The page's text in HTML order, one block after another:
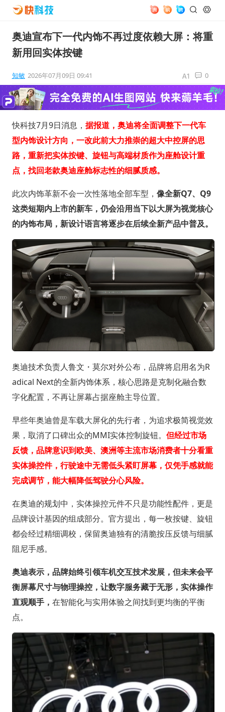
奥迪宣布下一代内饰不再过度依赖大屏：将重
新用回实体按键
知敏 2026年07月09日 09:41 0
快科技7月9日消息， 据报道，奥迪将全面调整下一代车
型内饰设计方向，一改此前大力推崇的超大中控屏的思
路，重新把实体按键、旋钮与高端材质作为座舱设计重
点，找回老款奥迪座舱标志性的细腻质感。
此次内饰革新不会一次性落地全部车型， 像全新Q7、Q9
这类短期内上市的新车，仍会沿用当下以大屏为视觉核心
的内饰布局，新设计语言将逐步在后续全新产品中普及。
奥迪技术负责人鲁文・莫尔对外公布，品牌将启用名为R
adical Next的全新内饰体系，核心思路是克制化融合数
字化配置，不再让屏幕占据座舱主导位置。
早些年奥迪曾是车载大屏化的先行者，为追求极简视觉效
果，取消了口碑出众的MMI实体控制旋钮。 但经过市场
反馈，品牌意识到欧美、澳洲等主流市场消费者十分看重
实体操控件，行驶途中无需低头紧盯屏幕，仅凭手感就能
完成调节，能大幅降低驾驶分心风险。
在奥迪的规划中，实体操控元件不只是功能性配件，更是
品牌设计基因的组成部分。官方提出，每一枚按键、旋钮
都会经过精细调校，保留奥迪独有的清脆按压反馈与细腻
阻尼手感。
奥迪表示，品牌始终引领车机交互技术发展，但未来会平
衡屏幕尺寸与物理操控，让数字服务藏于无形，实体操作
直观顺手， 在智能化与实用体验之间找到更均衡的平衡
点。